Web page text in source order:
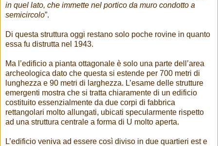
in quel lato, che immette nel portico da muro condotto a
semicircolo”.
Di questa struttura oggi restano solo poche rovine in quanto
essa fu distrutta nel 1943.
Ma l’edificio a pianta ottagonale è solo una parte dell’area
archeologica dato che questa si estende per 700 metri di
lunghezza e 90 metri di larghezza. L’esame delle strutture
emergenti mostra che si tratta chiaramente di un edificio
costituito essenzialmente da due corpi di fabbrica
rettangolari molto allungati, ubicati specularmente rispetto
ad una struttura centrale a forma di U molto aperta.
L’edificio veniva ad essere così diviso in due quartieri est e